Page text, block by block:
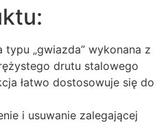
„gwiazda” wykonana z
drutu stalowego
łatwo dostosowuje się do
i usuwanie zalegającej